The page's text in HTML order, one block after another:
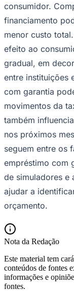
Palmeiras
consumidor.
financiamento
menor custo
efeito ao
gradual, em
entre instituições
com garantia
movimentos da
também
nos próximos
seguem entre os
empréstimo com
de simuladores e
ajudar a
orçamento.
Nota da Redação
Este material tem
conteúdos de fontes
informações e
fontes.